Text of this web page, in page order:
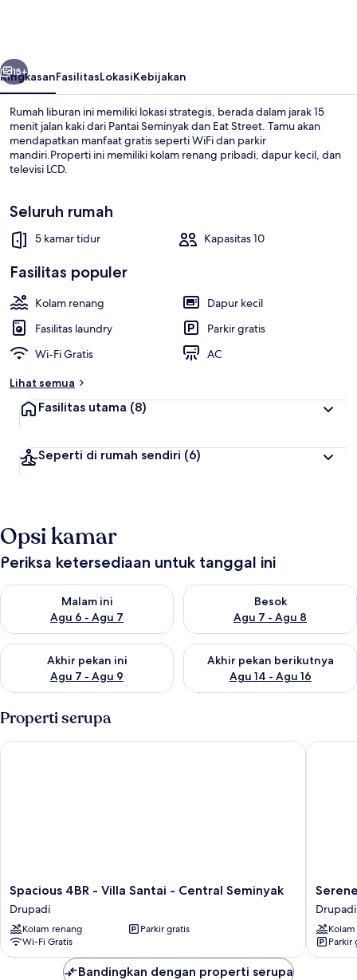
Vila, 5 kamar tidur | Kolam renang
Berikutnya
15+
RingkasanFasilitasLokasiKebijakan
Rumah liburan ini memiliki lokasi strategis, berada dalam jarak 15
menit jalan kaki dari Pantai Seminyak dan Eat Street. Tamu akan
mendapatkan manfaat gratis seperti WiFi dan parkir
mandiri.Properti ini memiliki kolam renang pribadi, dapur kecil, dan
televisi LCD.
Seluruh rumah
5 kamar tidur Kapasitas 10
Fasilitas populer
Kolam renang
Dapur kecil
Fasilitas laundry
Parkir gratis
Wi-Fi Gratis
AC
Lihat semua
Fasilitas utama (8)
Seperti di rumah sendiri (6)
Opsi kamar
Periksa ketersediaan untuk tanggal ini
Malam ini
Agu 6 - Agu 7
Periksa ketersediaan untuk malam ini Agu 6 - Agu 7
Besok
Agu 7 - Agu 8
Periksa ketersediaan untuk
Akhir pekan ini
Agu 7 - Agu 9
Periksa ketersediaan untuk akhir pekan ini Agu 7 - Agu 9
Akhir pekan berikutnya
Agu 14 - Agu 16
Periksa ketersediaan untuk
Properti serupa
Spacious
4BR
-
Villa
Santai
-
Spacious 4BR - Villa Santai - Central Seminyak
Drupadi
Kolam renang
Parkir gratis
Wi-Fi Gratis
Spacious 4BR - Villa Santai - Central Seminyak
Serene
4br
Villa
with
Tropical
Drupadi
Parkir
Serene
Bandingkan dengan properti serupa